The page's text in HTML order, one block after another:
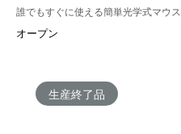
誰でもすぐに使える簡単光学式マウス
オープン
生産終了品